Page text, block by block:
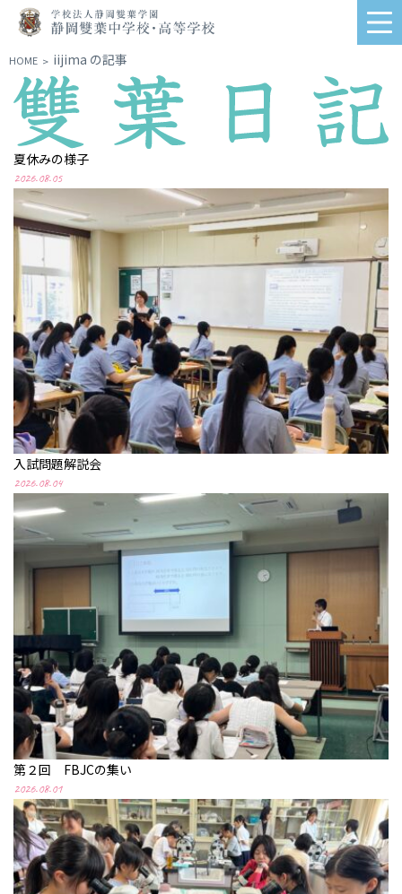
学
校
法
人
静
岡
雙
葉
学
園
静
岡
葉
学
校・
高
等
学
校
HOME > iijima の記事
夏休みの様子
2026.08.05
入試問題解説会
2026.08.04
第２回 FBJCの集い
2026.08.01